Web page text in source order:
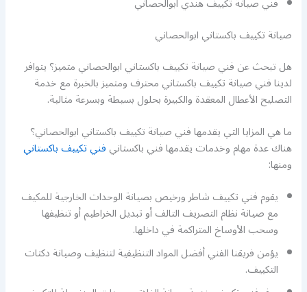
صيانة تكييف باكستاني ابوالحصاني
هل تبحث عن فني صيانة تكييف باكستاني ابوالحصاني متميز؟ يتوافر
لدينا فني صيانة تكييف باكستاني محترف ومتميز بالخبرة مع خدمة
التصليح الأعطال المعقدة والكبيرة بحلول بسيطة وبسرعة مثالية.
ما هي المزايا التي يقدمها فني صيانة تكييف باكستاني ابوالحصاني؟
هناك عدة مهام وخدمات يقدمها فني باكستانيفني تكييف باكستاني
ومنها:
يقوم فني تكييف شاطر ورخيص بصيانة الوحدات الخارجية للمكيف
مع صيانة نظام التصريف التالف أو تبديل الخراطيم أو تنظيفها
وسحب الأوساخ المتراكمة في داخلها.
يؤمن فريقنا الفني أفضل المواد التنظيفية لتنظيف وصيانة دكتات
التكييف.